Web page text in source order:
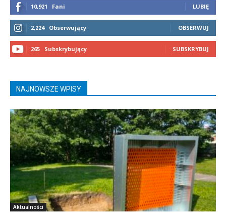
10,921 Fani LUBIĘ
2,224 Obserwujący OBSERWUJ
265 Subskrybujący SUBSKRYBUJ
NAJNOWSZE WPISY
Aktualności